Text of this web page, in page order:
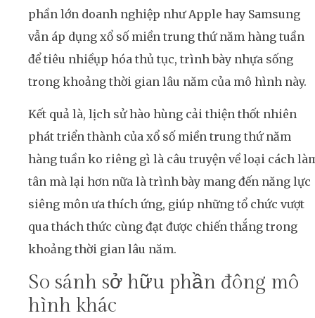
phần lớn doanh nghiệp như Apple hay Samsung
vẫn áp dụng xổ số miền trung thứ năm hàng tuần
để tiêu nhiềụp hóa thủ tục, trình bày nhựa sống
trong khoảng thời gian lâu năm của mô hình này.
Kết quả là, lịch sử hào hùng cải thiện thốt nhiên
phát triển thành của xổ số miền trung thứ năm
hàng tuần ko riêng gì là câu truyện về loại cách
tân mà lại hơn nữa là trình bày mang đến năng lực
siêng môn ưa thích ứng, giúp những tổ chức vượt
qua thách thức cùng đạt được chiến thắng trong
khoảng thời gian lâu năm.
So sánh sở hữu phần đông mô
hình khác